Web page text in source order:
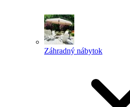
Záhradný nábytok